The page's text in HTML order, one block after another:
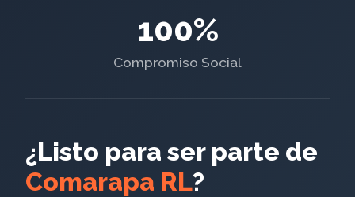
100%
Compromiso Social
¿Listo para ser parte de
Comarapa RL?